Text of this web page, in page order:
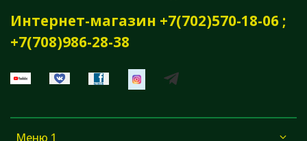
Меню 1
Интернет-магазин +7(702)570-18-06 ;
+7(708)986-28-38